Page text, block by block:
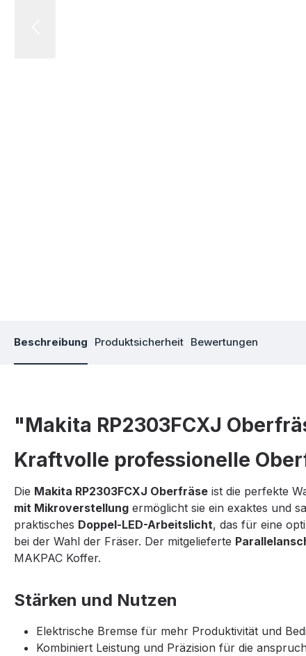
Beschreibung Produktsicherheit Bewertungen
"Makita RP2303FCXJ
Kraftvolle professionelle
Die Makita RP2303FCXJ Oberfräse ist die perfekte
mit Mikroverstellung ermöglicht sie ein exaktes und
praktisches Doppel-LED-Arbeitslicht, das für eine
bei der Wahl der Fräser. Der mitgelieferte
MAKPAC Koffer.
Stärken und Nutzen
Elektrische Bremse für mehr Produktivität und
Kombiniert Leistung und Präzision für die